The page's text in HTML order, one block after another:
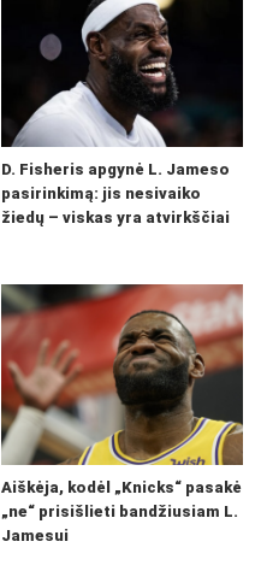
D. Fisheris apgynė L. Jameso
pasirinkimą: jis nesivaiko
žiedų – viskas yra atvirkščiai
Aiškėja, kodėl „Knicks“ pasakė
„ne“ prisišlieti bandžiusiam L.
Jamesui